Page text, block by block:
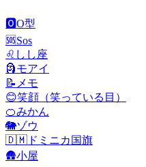
🅾️O型
🆘Sos
♌ しし座
🗿モアイ
📝 メモ
😊笑顔（笑っている目）
🍊みかん
🐘ゾウ
🇩🇲 ドミニカ国旗
🛖小屋